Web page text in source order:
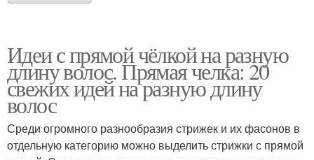
Идеи с прямой чёлкой на разную
длину волос. Прямая челка: 20
свежих идей на разную длину
волос
Среди огромного разнообразия стрижек и их фасонов в
отдельную категорию можно выделить стрижки с прямой